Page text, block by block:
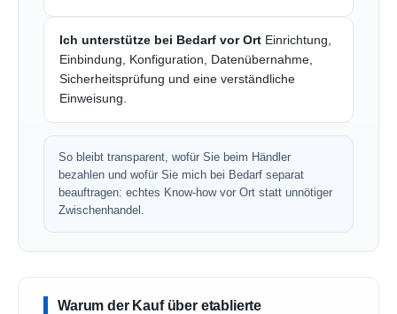
Ich unterstütze bei Bedarf vor Ort Einrichtung,
Einbindung, Konfiguration, Datenübernahme,
Sicherheitsprüfung und eine verständliche
Einweisung.
So bleibt transparent, wofür Sie beim Händler
bezahlen und wofür Sie mich bei Bedarf separat
beauftragen: echtes Know-how vor Ort statt unnötiger
Zwischenhandel.
Warum der Kauf über etablierte